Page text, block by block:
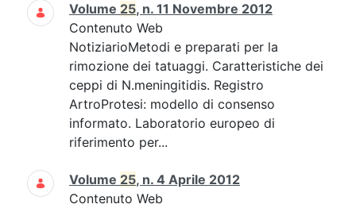
Volume 25, n. 11 Novembre 2012
Contenuto Web
NotiziarioMetodi e preparati per la
rimozione dei tatuaggi. Caratteristiche dei
ceppi di N.meningitidis. Registro
ArtroProtesi: modello di consenso
informato. Laboratorio europeo di
riferimento per...
Volume 25, n. 4 Aprile 2012
Contenuto Web